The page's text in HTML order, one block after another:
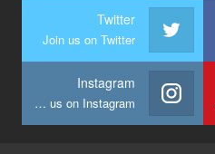
Twitter
Join us on Twitter
Instagram
Join us on Instagram